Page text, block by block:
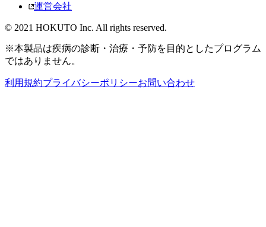
運営会社
© 2021 HOKUTO Inc. All rights reserved.
※本製品は疾病の診断・治療・予防を目的としたプログラム
ではありません。
利用規約プライバシーポリシーお問い合わせ